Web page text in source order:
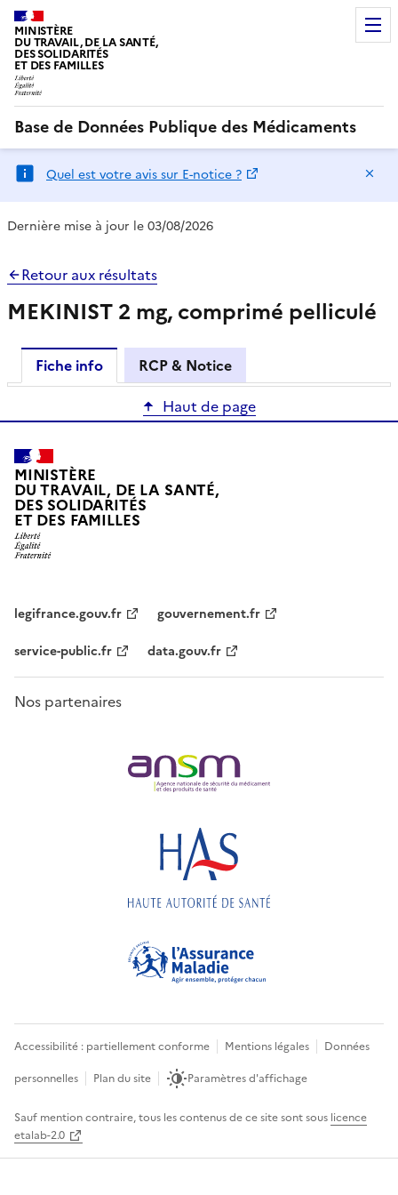
MINISTÈRE
DU TRAVAIL, DE LA SANTÉ,
DES SOLIDARITÉS
ET DES FAMILLES
Base de Données Publique des Médicaments
Quel est votre avis sur E-notice ?
Dernière mise à jour le 03/08/2026
Retour aux résultats
MEKINIST 2 mg, comprimé pelliculé
Fiche info
RCP & Notice
Haut de page
MINISTÈRE
DU TRAVAIL, DE LA SANTÉ,
DES SOLIDARITÉS
ET DES FAMILLES
legifrance.gouv.fr
gouvernement.fr
service-public.fr
data.gouv.fr
Nos partenaires
Accessibilité : partiellement conforme Mentions légales
Données
personnelles
Plan du site Paramètres d'affichage
Sauf mention contraire, tous les contenus de ce site sont sous licence
etalab-2.0